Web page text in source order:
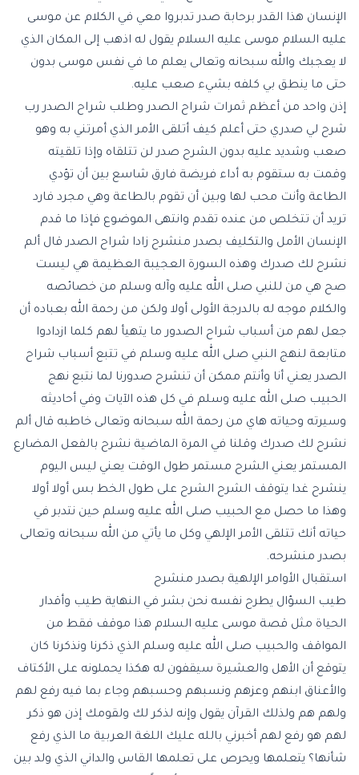
الإنسان هذا القدر برحابة صدر تدبروا معي في الكلام عن موسى
عليه السلام موسى عليه السلام يقول له اذهب إلى المكان الذي
لا يعجبك والله سبحانه وتعالى يعلم ما في نفس موسى بدون
حتى ما ينطق بي كلفه بشيء صعب عليه.
إذن واحد من أعظم ثمرات شراح الصدر وطلب شراح الصدر رب
شرح لي صدري حتى أعلم كيف أتلقى الأمر الذي أمرتني به وهو
صعب وشديد عليه بدون الشرح صدر لن تتلقاه وإذا تلقيته
وقمت به ستقوم به أداء فريضة فارق شاسع بين أن تؤدي
الطاعة وأنت محب لها وبين أن تقوم بالطاعة وهي مجرد فارد
تريد أن تتخلص من عنده تقدم وانتهى الموضوع فإذا ما قدم
الإنسان الأمل والتكليف بصدر منشرح زادا شراح الصدر قال ألم
نشرح لك صدرك وهذه السورة العجيبة العظيمة هي ليست
صح هي من للنبي صلى الله عليه وآله وسلم من خصائصه
والكلام موجه له بالدرجة الأولى أولا ولكن من رحمة الله بعباده أن
جعل لهم من أسباب شراح الصدور ما يتهيأ لهم كلما ازدادوا
متابعة لنهج النبي صلى الله عليه وسلم في تتبع أسباب شراح
الصدر يعني أنا وأنتم ممكن أن تنشرح صدورنا لما نتبع نهج
الحبيب صلى الله عليه وسلم في كل هذه الآيات وفي أحاديثه
وسيرته وحياته هاي من رحمة الله سبحانه وتعالى خاطبه قال ألم
نشرح لك صدرك وقلنا في المرة الماضية نشرح بالفعل المضارع
المستمر يعني الشرح مستمر طول الوقت يعني ليس اليوم
ينشرح غدا يتوقف الشرح الشرح على طول الخط بس أولا أولا
وهذا ما حصل مع الحبيب صلى الله عليه وسلم حين نتدبر في
حياته أنك تتلقى الأمر الإلهي وكل ما يأتي من الله سبحانه وتعالى
بصدر منشرحه.
استقبال الأوامر الإلهية بصدر منشرح
طيب السؤال يطرح نفسه نحن بشر في النهاية طيب وأقدار
الحياة مثل قصة موسى عليه السلام هذا موقف فقط من
المواقف والحبيب صلى الله عليه وسلم الذي ذكرنا ونذكرنا كان
يتوقع أن الأهل والعشيرة سيقفون له هكذا يحملونه على الأكتاف
والأعناق ابنهم وعزهم ونسبهم وحسبهم وجاء بما فيه رفع لهم
ولهم هم ولذلك القرآن يقول وإنه لذكر لك ولقومك إذن هو ذكر
لهم هو رفع لهم أخبرني بالله عليك اللغة العربية ما الذي رفع
شأنها؟ يتعلمها ويحرص على تعلمها القاس والداني الذي ولد بين